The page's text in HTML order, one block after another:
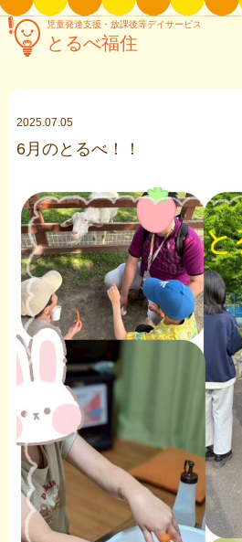
児童発達支援・放課後等デイサービス
とるべ福住
2025.07.05
6月のとるべ！！